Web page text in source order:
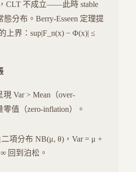
CLT 不成立——此時 stable
態分布。Berry-Esseen 定理提
上界：sup|F_n(x) − Φ(x)| ≤
Var > Mean（over-
零值（zero-inflation）。
項分布 NB(μ, θ)，Var = μ +
回到泊松。